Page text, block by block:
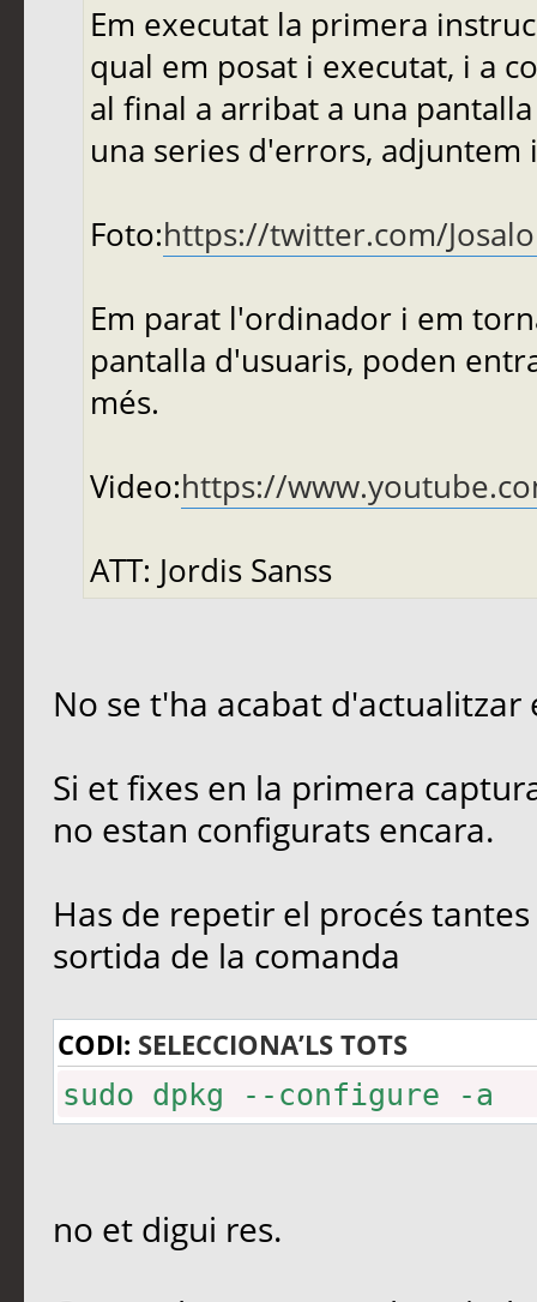
Em executat la primera
qual em posat i executat, i a
al final a arribat a una
una series d'errors, adjuntem
Foto:https://twitter.com/
Em parat l'ordinador i em
pantalla d'usuaris, poden
més.
Video:https://
ATT: Jordis Sanss
No se t'ha acabat d'actualitzar
Si et fixes en la primera
no estan configurats encara.
Has de repetir el procés
sortida de la comanda
CODI: SELECCIONA’LS TOTS
sudo dpkg --configure -a
no et digui res.